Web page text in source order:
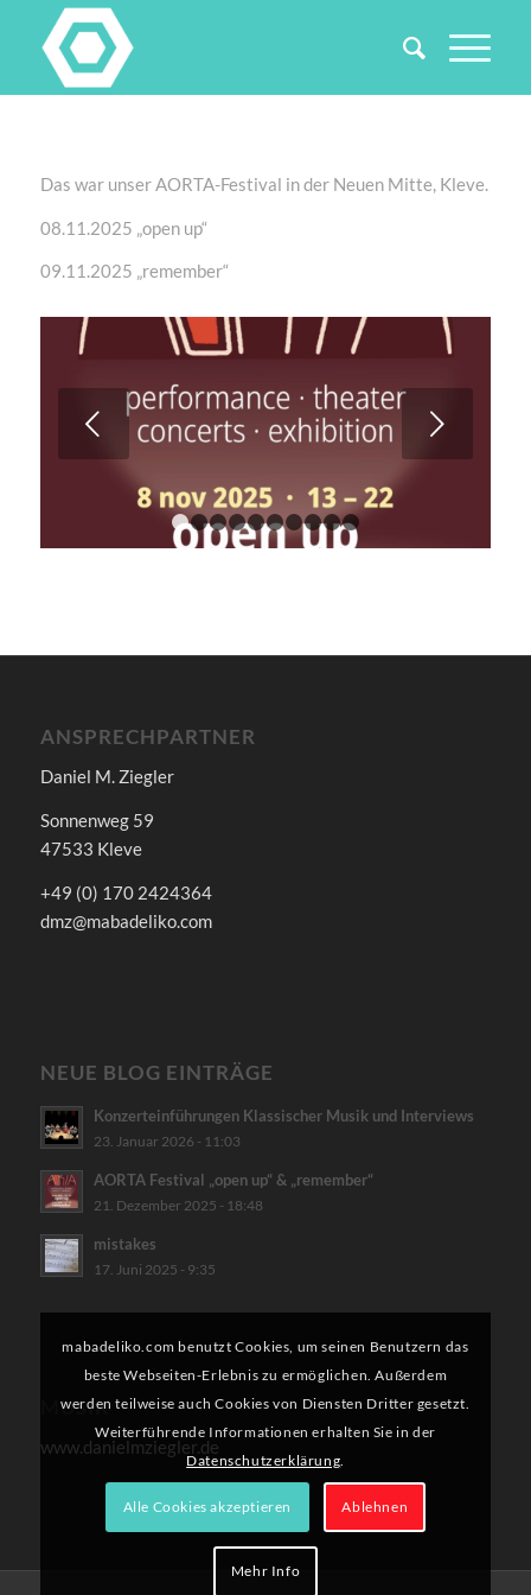
Das war unser AORTA-Festival in der Neuen Mitte, Kleve.
08.11.2025 „open up“
09.11.2025 „remember“
Weiter
1 2 3 4
ANSPRECHPARTNER
Daniel M. Ziegler
Sonnenweg 59
47533 Kleve
+49 (0) 170 2424364
dmz@mabadeliko.com
NEUE BLOG EINTRÄGE
Konzerteinführungen Klassischer Musik und Interviews
23. Januar 2026 - 11:03
AORTA Festival „open up“ & „remember“
21. Dezember 2025 - 18:48
mistakes
17. Juni 2025 - 9:35
MUSIK
www.danielmziegler.de
mabadeliko.com benutzt Cookies, um seinen Benutzern das
beste Webseiten-Erlebnis zu ermöglichen. Außerdem
werden teilweise auch Cookies von Diensten Dritter gesetzt.
Weiterführende Informationen erhalten Sie in der
Datenschutzerklärung
Alle Cookies akzeptieren Ablehnen
Mehr Info